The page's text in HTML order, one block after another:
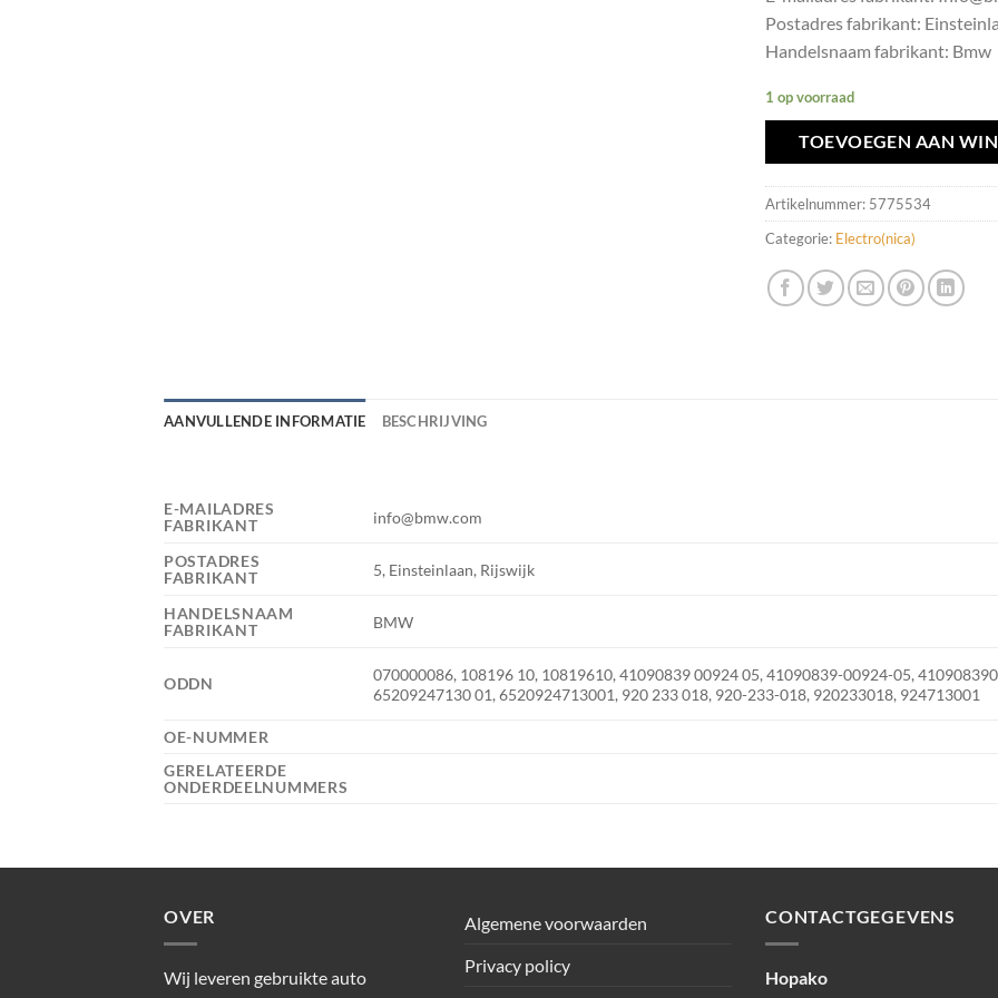
Postadres fabrikant:
Handelsnaam fabrikant: Bmw
1 op voorraad
TOEVOEGEN AAN
Artikelnummer: 5775534
Categorie: Electro(nica)
AANVULLENDE INFORMATIE BESCHRIJVING
E-MAILADRES
FABRIKANT
info@bmw.com
POSTADRES
FABRIKANT
5, Einsteinlaan, Rijswijk
HANDELSNAAM
FABRIKANT
BMW
ODDN
070000086, 108196 10, 10819610, 41090839 00924 05, 41090839-00924-05,
65209247130 01, 6520924713001, 920 233 018, 920-233-018, 920233018, 924713001
OE-NUMMER
GERELATEERDE
ONDERDEELNUMMERS
OVER
Wij leveren gebruikte auto
Algemene voorwaarden
Privacy policy
CONTACTGEGEVENS
Hopako